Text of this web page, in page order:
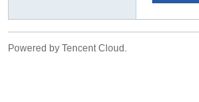
Powered by Tencent Cloud.